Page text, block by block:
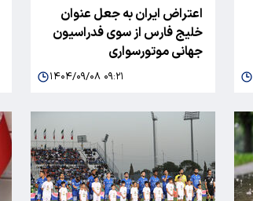
اعتراض ایران به جعل عنوان
خلیج فارس از سوی فدراسیون
جهانی موتورسواری
۱۴۰۴/۰۹/۰۸ ۰۹:۲۱